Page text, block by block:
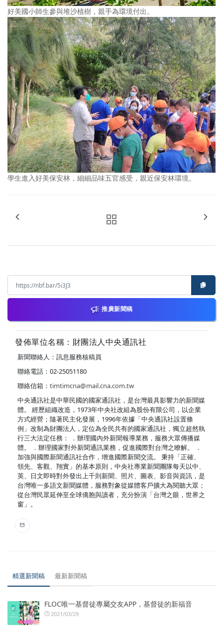
好美國小師生參與堆沙植樹，親手為環境付出。
學生進入好美保安林，細細品味五官感受，親近保安林環境。
推廣新聞稿
發佈單位名稱：財團法人中央通訊社
新聞聯絡人：訊息服務核稿員
聯絡電話：02-25051180
聯絡信箱： timtimcna@mail.cna.com.tw
中央通訊社是中華民國的國家通訊社，是台灣最具影響力的新聞媒
體。 經歷組織改造，1973年中央社改組為股份有限公司，以企業
方式經營；隨著民主化發展，1996年依據「中央通訊社設置條
例」改制為財團法人，定位為全民共有的國家通訊社，獨立超然執
行三大法定任務： ．辦理國內外新聞報導業務，服務大眾傳播媒
體。 ．辦理國家對外新聞通訊業務，促進國際對台灣之瞭解。 ．
加強與國際新聞通訊社合作，增進國際新聞交流。 秉持「正確、
領先、客觀、翔實」的基本原則，中央社專業新聞團隊每天以中、
英、日文即時對外發出上千則新聞、照片、圖表、影音與資訊，是
台灣唯一多語文新聞媒體，服務對象從媒體客戶擴大為閱聽大眾；
從台灣民眾延伸至全球僑胞與讀者，充分扮演「台灣之眼，世界之
窗」。
精選新聞稿 最新新聞稿
FLOC唯一基督徒專屬交友APP，基督徒的新福音
2021/03/29